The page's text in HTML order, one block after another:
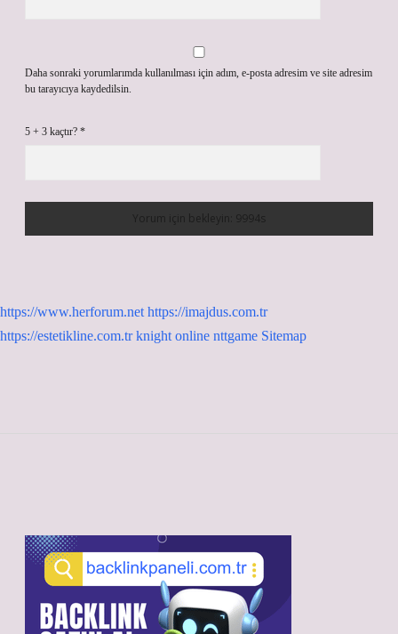
Daha sonraki yorumlarımda kullanılması için adım, e-posta adresim ve site adresim
bu tarayıcıya kaydedilsin.
5 + 3 kaçtır? *
https://www.herforum.net https://imajdus.com.tr
https://estetikline.com.tr knight online nttgame Sitemap